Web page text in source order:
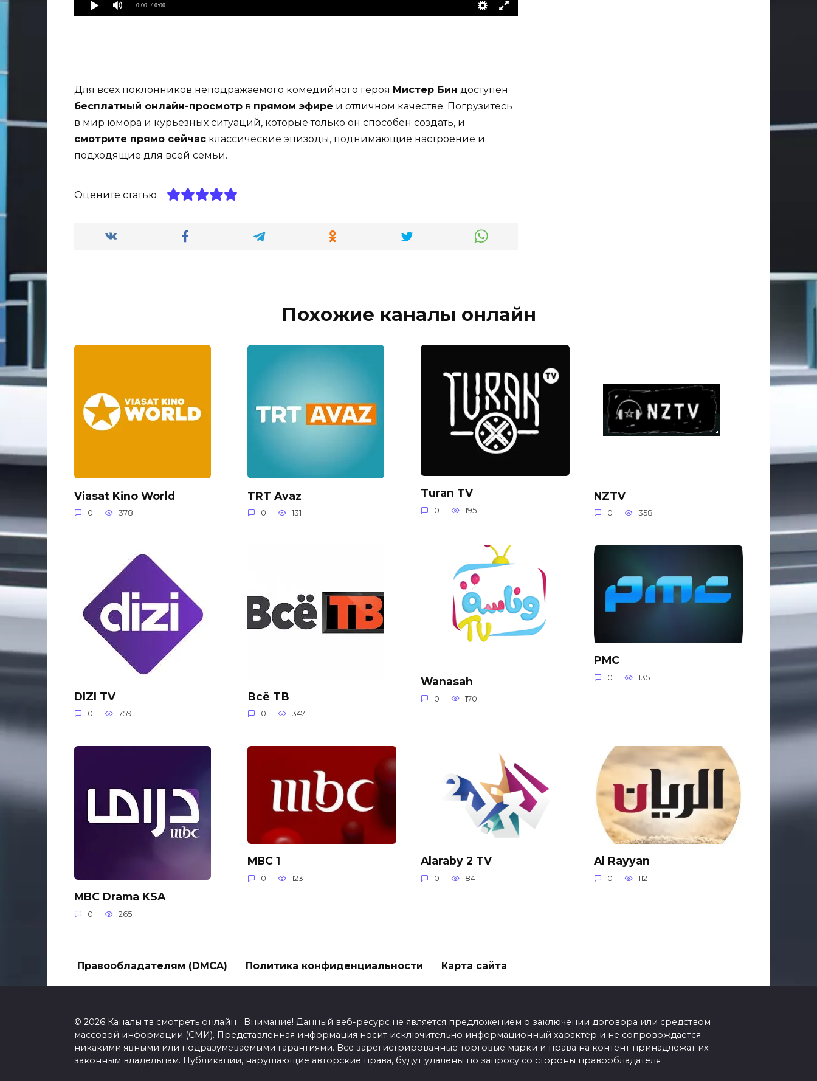
0:00 / 0:00
Для всех поклонников неподражаемого комедийного героя Мистер Бин доступен
бесплатный онлайн-просмотр в прямом эфире и отличном качестве. Погрузитесь
в мир юмора и курьёзных ситуаций, которые только он способен создать, и
смотрите прямо сейчас классические эпизоды, поднимающие настроение и
подходящие для всей семьи.
Оцените статью
Похожие каналы онлайн
Viasat Kino World
0 378
TRT Avaz
0 131
Turan TV
0 195
NZTV
0 358
DIZI TV
0 759
Всё ТВ
0 347
Wanasah
0 170
PMC
0 135
MBC Drama KSA
0 265
MBC 1
0 123
Alaraby 2 TV
0 84
Al Rayyan
0 112
Правообладателям (DMCA) Политика конфиденциальности Карта сайта
© 2026 Каналы тв смотреть онлайн Внимание! Данный веб-ресурс не является предложением о заключении договора или средством
массовой информации (СМИ). Представленная информация носит исключительно информационный характер и не сопровождается
никакими явными или подразумеваемыми гарантиями. Все зарегистрированные торговые марки и права на контент принадлежат их
законным владельцам. Публикации, нарушающие авторские права, будут удалены по запросу со стороны правообладателя